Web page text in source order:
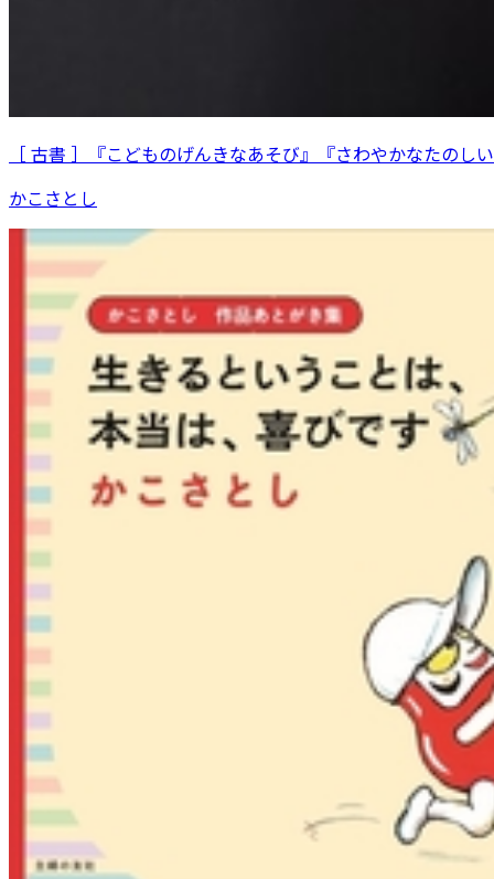
［ 古書 ］『こどものげんきなあそび』『さわやかなたの
かこさとし